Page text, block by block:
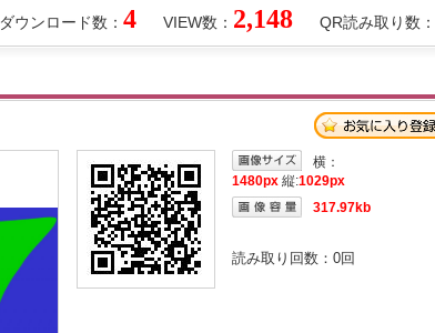
QR読み取り数：
VIEW数： 2,148
ダウンロード数： 4
横：
1480px 縦:1029px
317.97kb
読み取り回数： 0回